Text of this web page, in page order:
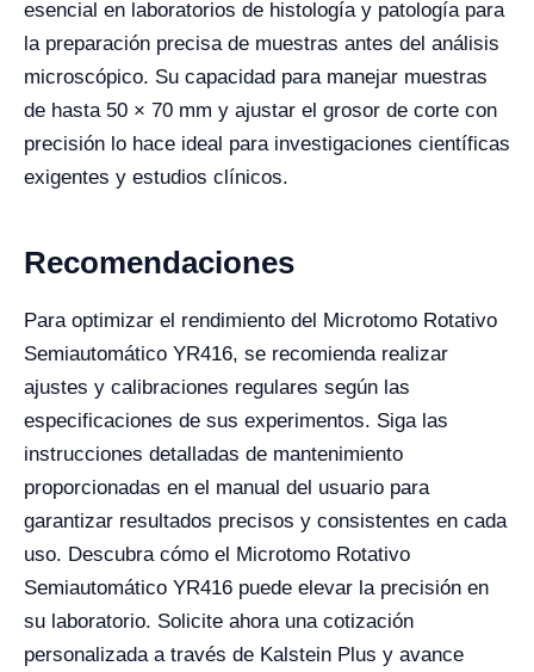
esencial en laboratorios de histología y patología para
la preparación precisa de muestras antes del análisis
microscópico. Su capacidad para manejar muestras
de hasta 50 × 70 mm y ajustar el grosor de corte con
precisión lo hace ideal para investigaciones científicas
exigentes y estudios clínicos.
Recomendaciones
Para optimizar el rendimiento del Microtomo Rotativo
Semiautomático YR416, se recomienda realizar
ajustes y calibraciones regulares según las
especificaciones de sus experimentos. Siga las
instrucciones detalladas de mantenimiento
proporcionadas en el manual del usuario para
garantizar resultados precisos y consistentes en cada
uso. Descubra cómo el Microtomo Rotativo
Semiautomático YR416 puede elevar la precisión en
su laboratorio. Solicite ahora una cotización
personalizada a través de Kalstein Plus y avance